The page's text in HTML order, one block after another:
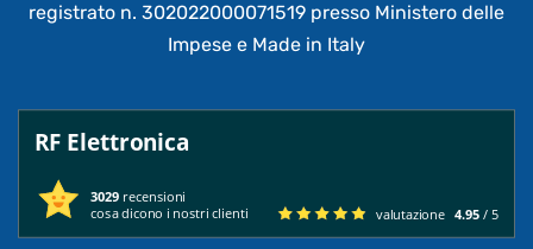
registrato n. 302022000071519 presso Ministero delle
Impese e Made in Italy
RF Elettronica
3029 recensioni
cosa dicono i nostri clienti
valutazione 4.95 / 5